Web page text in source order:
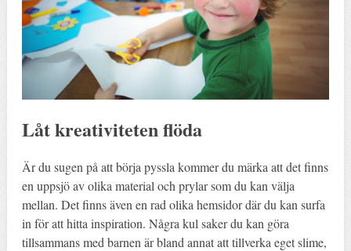
Låt kreativiteten flöda
Är du sugen på att börja pyssla kommer du märka att det finns
en uppsjö av olika material och prylar som du kan välja
mellan. Det finns även en rad olika hemsidor där du kan surfa
in för att hitta inspiration. Några kul saker du kan göra
tillsammans med barnen är bland annat att tillverka eget slime,